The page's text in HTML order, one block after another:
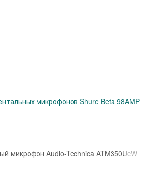
микрофонов Shure Beta 98AMP